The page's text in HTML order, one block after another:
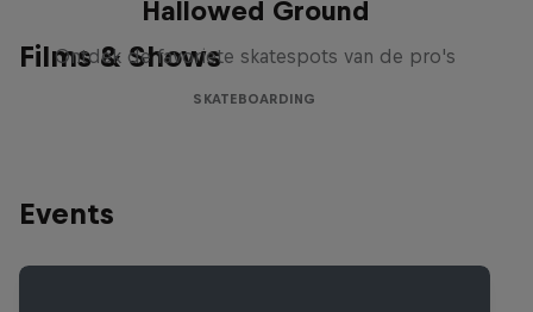
Films & Shows
Hallowed Ground
Ontdek de favoriete skatespots van de pro's
SKATEBOARDING
Events